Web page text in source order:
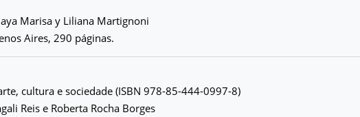
Marisa y Liliana Martignoni
Aires, 290 páginas.
cultura e sociedade (ISBN 978-85-444-0997-8)
Reis e Roberta Rocha Borges